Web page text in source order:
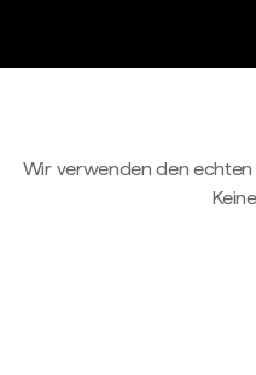
Wir verwenden den